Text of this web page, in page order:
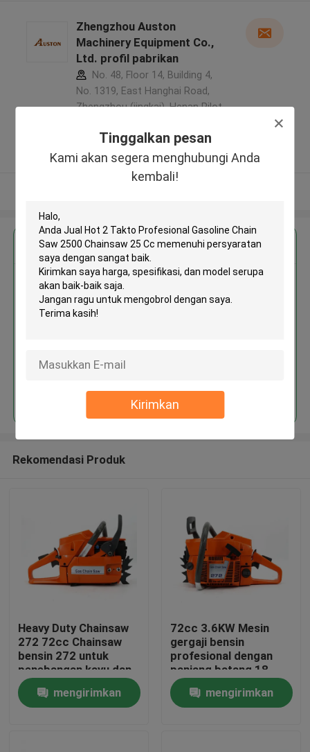
Tinggalkan pesan
Kami akan segera menghubungi Anda
kembali!
Kirimkan
Rumah
Produk
Zhengzhou Auston
Machinery Equipment Co.,
Ltd. profil pabrikan
No. 48, Floor 14, Building 4,
No. 1319, East Hanghai Road,
Zhengzhou (jingkai), Henan Pilot
Diverifikasi pemasok
Dapatkan Harga Terbaik untuk
Jual Hot 2 Takto Profesional
Gasoline Chain Saw 2500
Terus
Rekomendasi Produk
Heavy Duty Chainsaw
272 72cc Chainsaw
bensin 272 untuk
penebangan kayu dan
pemotongan pohon
besar mengirimkan
72cc 3.6KW Mesin
gergaji bensin
profesional dengan
panjang batang 18
'untuk pekerjaan
pertanian dan
kehutanan berat
mengirimkan